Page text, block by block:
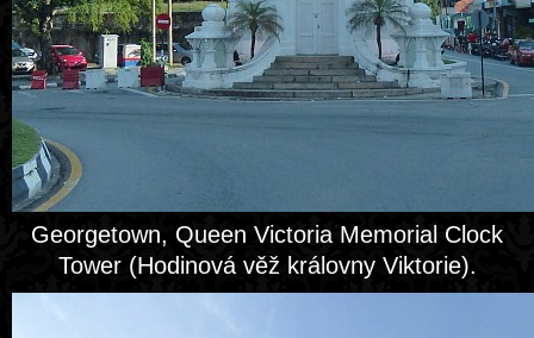
Georgetown, Queen Victoria Memorial Clock
Tower (Hodinová věž královny Viktorie).